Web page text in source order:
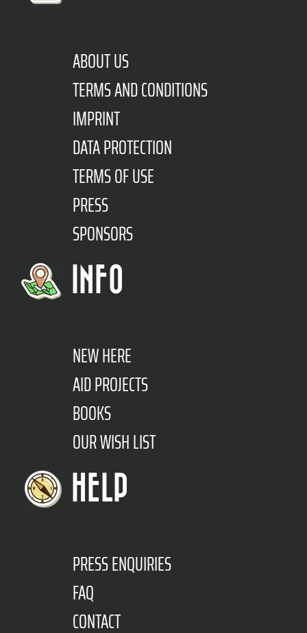
ABOUT US
TERMS AND CONDITIONS
IMPRINT
DATA PROTECTION
TERMS OF USE
PRESS
SPONSORS
INFO
NEW HERE
AID PROJECTS
BOOKS
OUR WISH LIST
HELP
PRESS ENQUIRIES
FAQ
CONTACT